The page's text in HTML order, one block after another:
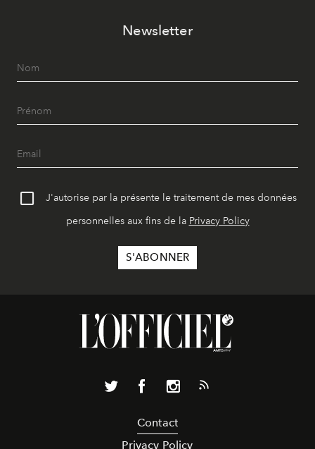
Newsletter
J'autorise par la présente le traitement de mes données
personnelles aux fins de la Privacy Policy
Contact
Privacy Policy